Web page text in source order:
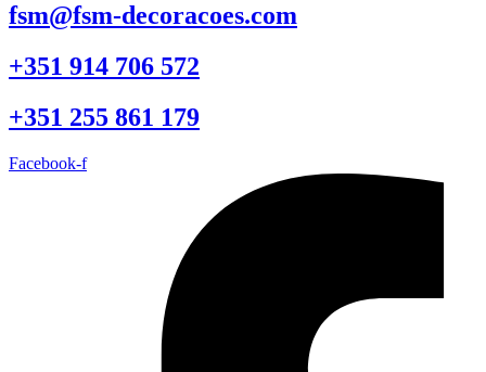
fsm@fsm-decoracoes.com
+351 914 706 572
+351 255 861 179
Facebook-f